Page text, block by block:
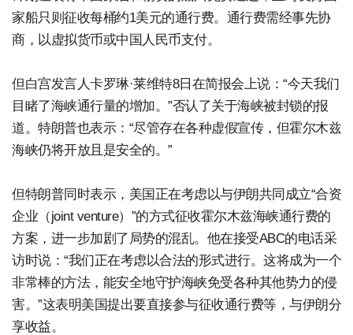
家船只则征收每桶约1美元的通行费。通行费需经事先协
商，以虚拟货币或中国人民币支付。
但白宫发言人卡罗琳·莱维特8日在简报会上说：“今天我们
目睹了海峡通行量的增加。”否认了关于海峡被封锁的报
道。特朗普也表示：“尽管存在各种虚假宣传，但霍尔木兹
海峡仍将开放且是安全的。”
但特朗普同时表示，美国正在考虑以与伊朗共同成立“合资
企业（joint venture）”的方式征收霍尔木兹海峡通行费的
方案，进一步加剧了局势的混乱。他在接受ABC的电话采
访时说：“我们正在考虑以合法的形式进行。这将成为一个
非常棒的方法，能安全地守护海峡免受各种其他势力的侵
害。”这表明美国提出要直接参与征收通行费等，与伊朗分
享收益。